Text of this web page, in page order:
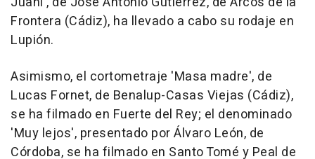
Frontera (Cádiz), ha llevado a cabo su rodaje en
Lupión.
Asimismo, el cortometraje 'Masa madre', de
Lucas Fornet, de Benalup-Casas Viejas (Cádiz),
se ha filmado en Fuerte del Rey; el denominado
'Muy lejos', presentado por Álvaro León, de
Córdoba, se ha filmado en Santo Tomé y Peal de